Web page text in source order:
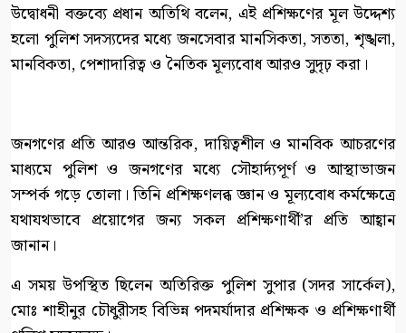
উদ্বোধনী বক্তব্যে প্রধান অতিথি বলেন, এই প্রশিক্ষণের মূল উদ্দেশ্য
হলো পুলিশ সদস্যদের মধ্যে জনসেবার মানসিকতা, সততা, শৃঙ্খলা,
মানবিকতা, পেশাদারিত্ব ও নৈতিক মূল্যবোধ আরও সুদৃঢ় করা।
জনগণের প্রতি আরও আন্তরিক, দায়িত্বশীল ও মানবিক আচরণের
মাধ্যমে পুলিশ ও জনগণের মধ্যে সৌহার্দ্যপূর্ণ ও আস্থাভাজন
সম্পর্ক গড়ে তোলা। তিনি প্রশিক্ষণলব্ধ জ্ঞান ও মূল্যবোধ কর্মক্ষেত্রে
যথাযথভাবে প্রয়োগের জন্য সকল প্রশিক্ষণার্থী’র প্রতি আহ্বান
জানান।
এ সময় উপস্থিত ছিলেন অতিরিক্ত পুলিশ সুপার (সদর সার্কেল),
মোঃ শাহীনুর চৌধুরীসহ বিভিন্ন পদমর্যাদার প্রশিক্ষক ও প্রশিক্ষণার্থী